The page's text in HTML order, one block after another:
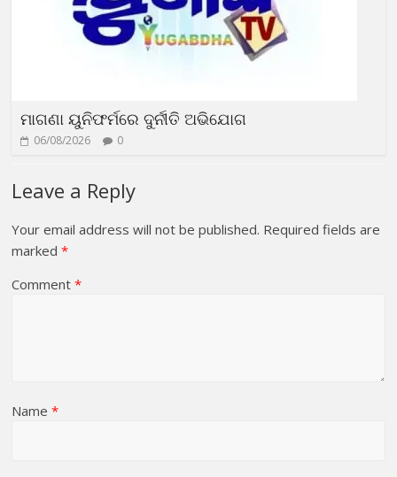
ମାଗଣା ୟୁନିଫର୍ମରେ ଦୁର୍ନୀତି ଅଭିଯୋଗ
06/08/2026 0
Leave a Reply
Your email address will not be published. Required fields are
marked*
Comment*
Name*